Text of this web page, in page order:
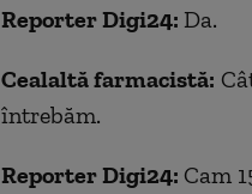
Reporter Digi24: Da.
Cealaltă farmacistă:
întrebăm.
Reporter Digi24: Cam